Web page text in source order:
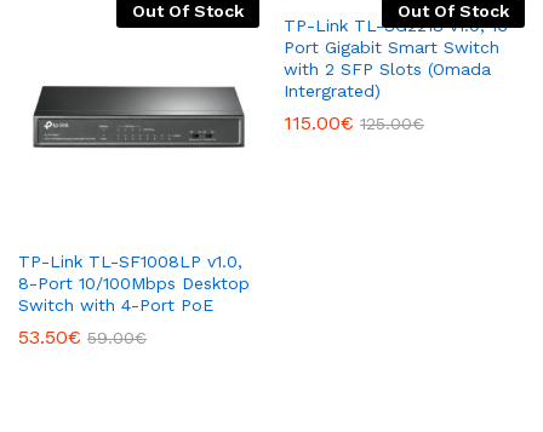
Out Of Stock
TP-Link TL-SF1008LP v1.0,
8-Port 10/100Mbps Desktop
Switch with 4-Port PoE
53.50€ 59.00€
Out Of Stock
TP-Link TL-SG2218 v1.0, 16-
Port Gigabit Smart Switch
with 2 SFP Slots (Omada
Intergrated)
115.00€ 125.00€